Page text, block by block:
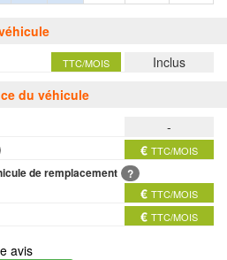
TTC/MOIS
Inclus
du véhicule
-
€ TTC/MOIS
de remplacement ?
€ TTC/MOIS
€ TTC/MOIS
avis